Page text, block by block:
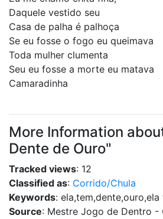
Daquele vestido seu
Casa de palha é palhoça
Se eu fosse o fogo eu queimava
Toda mulher clumenta
Seu eu fosse a morte eu matava
Camaradinha
More Information
Dente de Ouro"
Tracked views: 12
Classified as: Corrido/Chula
Keywords:
Source: Mestre Jogo de Dentro -